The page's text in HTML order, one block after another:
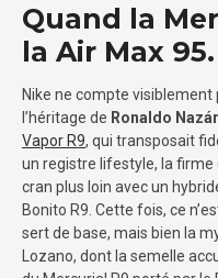
Quand la
la Air Max 95.
Nike ne compte visiblement
l’héritage de Ronaldo
Vapor R9, qui transposait
un registre lifestyle, la firme
cran plus loin avec un
Bonito R9. Cette fois, ce
sert de base, mais bien la
Lozano, dont la semelle